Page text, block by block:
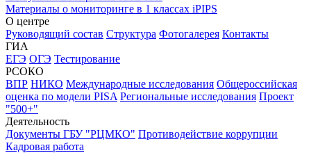
Материалы о мониторинге в 1 классах iPIPS
О центре
Руководящий состав Структура Фотогалерея Контакты
ГИА
ЕГЭ ОГЭ Тестирование
РСОКО
ВПР НИКО Международные исследования Общероссийская
оценка по модели PISA Региональные исследования Проект
"500+"
Деятельность
Документы ГБУ "РЦМКО" Противодействие коррупции
Кадровая работа